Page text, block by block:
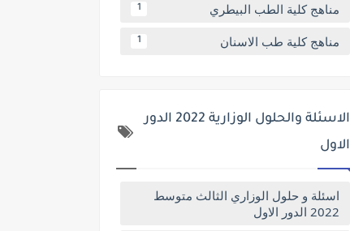
مناهج كلية الطب البيطري 1
مناهج كلية طب الاسنان 1
الاسئلة والحلول الوزارية 2022 الدور
الاول
اسئلة و حلول الوزاري الثالث متوسط
2022 الدور الاول